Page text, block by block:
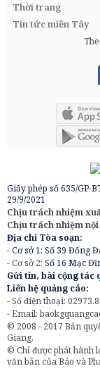
Thời trang
Tin tức miền Tây
Giấy phép số 635/GP-
29/9/2021
Chịu trách nhiệm
Chịu trách nhiệm
Địa chỉ Tòa soạn:
- Cơ sở 1: Số 39 Đống
- Cơ sở 2: Số 16 Mạc
Gửi tin, bài cộng tác
Liên hệ quảng cáo:
- Số điện thoại:
- Email:
© 2008 - 2017 Bản
Giang.
© Chỉ được phát hành
văn bản của Báo và